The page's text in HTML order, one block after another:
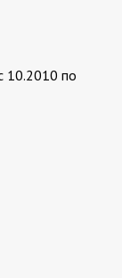
10.2010 по